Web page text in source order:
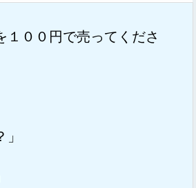
１００円で売ってくださ